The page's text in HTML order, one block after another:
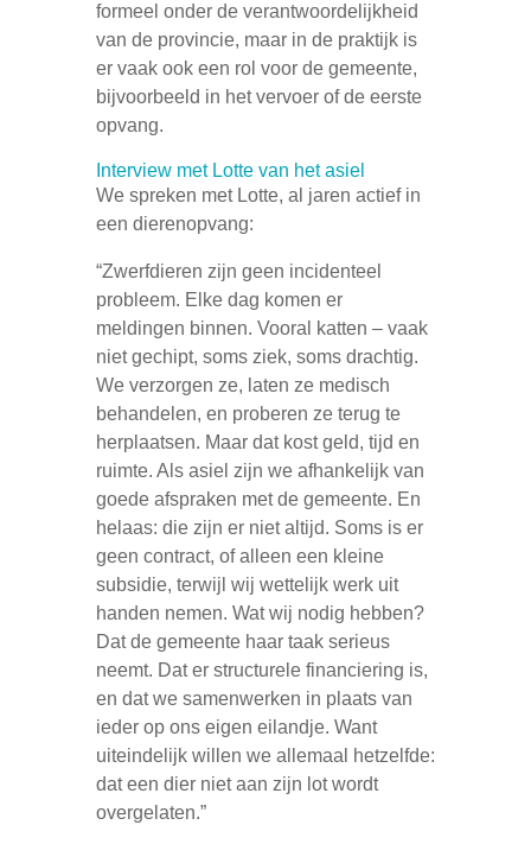
formeel onder de verantwoordelijkheid
van de provincie, maar in de praktijk is
er vaak ook een rol voor de gemeente,
bijvoorbeeld in het vervoer of de eerste
opvang.
Interview met Lotte van het asiel
We spreken met Lotte, al jaren actief in
een dierenopvang:
“Zwerfdieren zijn geen incidenteel
probleem. Elke dag komen er
meldingen binnen. Vooral katten – vaak
niet gechipt, soms ziek, soms drachtig.
We verzorgen ze, laten ze medisch
behandelen, en proberen ze terug te
herplaatsen. Maar dat kost geld, tijd en
ruimte. Als asiel zijn we afhankelijk van
goede afspraken met de gemeente. En
helaas: die zijn er niet altijd. Soms is er
geen contract, of alleen een kleine
subsidie, terwijl wij wettelijk werk uit
handen nemen. Wat wij nodig hebben?
Dat de gemeente haar taak serieus
neemt. Dat er structurele financiering is,
en dat we samenwerken in plaats van
ieder op ons eigen eilandje. Want
uiteindelijk willen we allemaal hetzelfde:
dat een dier niet aan zijn lot wordt
overgelaten.”